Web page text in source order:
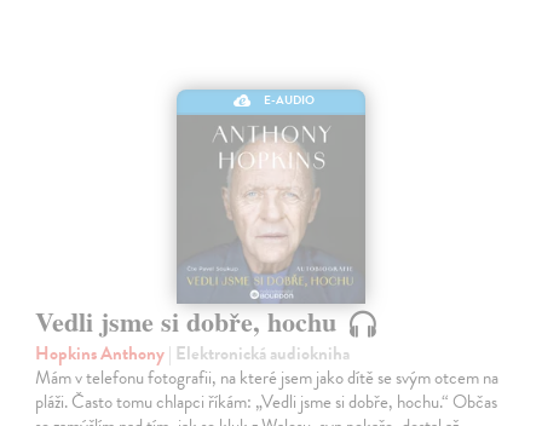
E-AUDIO
Vedli jsme si dobře, hochu
Hopkins Anthony| Elektronická audiokniha
Mám v telefonu fotografii, na které jsem jako dítě se svým otcem na
pláži. Často tomu chlapci říkám: „Vedli jsme si dobře, hochu.“ Občas